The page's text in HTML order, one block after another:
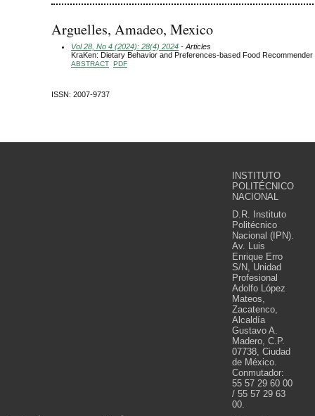
Arguelles, Amadeo, Mexico
Vol 28, No 4 (2024): 28(4) 2024 - Articles
KraKen: Dietary Behavior and Preferences-based Food Recommender
ABSTRACT PDF
ISSN: 2007-9737
INSTITUTO
POLITÉCNICO
NACIONAL
D.R. Instituto
Politécnico
Nacional (IPN).
Av. Luis
Enrique Erro
S/N, Unidad
Profesional
Adolfo López
Mateos,
Zacatenco,
Alcaldía
Gustavo A.
Madero, C.P.
07738, Ciudad
de México.
Conmutador:
55 57 29 60 00
/ 55 57 29 63
00.